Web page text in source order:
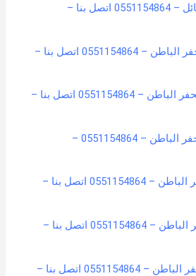
شركة تنظيف مساجد بحائل – 0551154864 اتصل بنا –
شركة تنظيف مجالس بحفر الباطن – 0551154864 اتصل بنا –
شركة مكافحة حشرات بحفر الباطن – 0551154864 اتصل بنا –
شركة تنظيف مكيفات بحفر الباطن – 0551154864 –
شركة تنظيف منازل بحفر الباطن – 0551154864 اتصل بنا –
شركة تنظيف سجاد بحفر الباطن – 0551154864 اتصل بنا –
شركة تنظيف خزانات بحفر الباطن – 0551154864 اتصل بنا –